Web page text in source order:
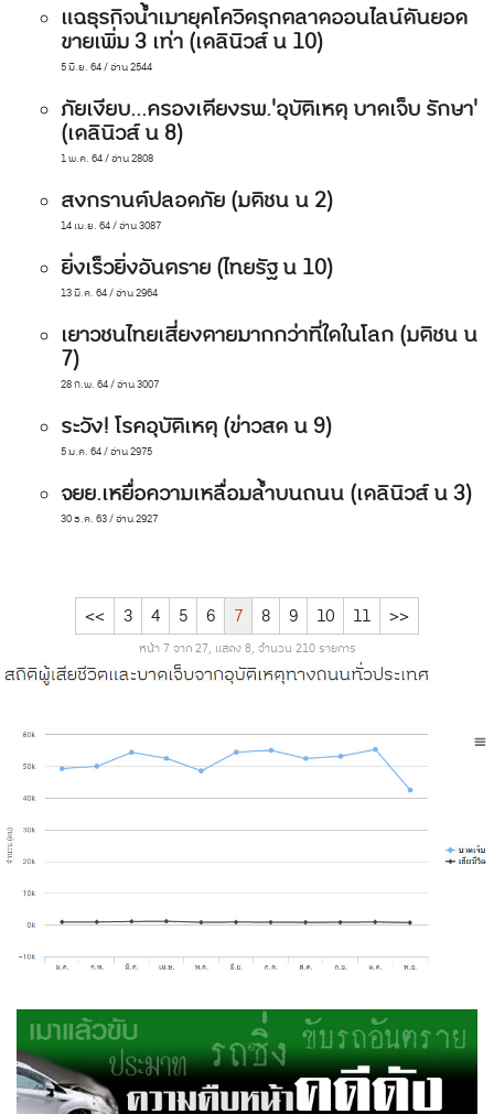
แฉธุรกิจน้ำเมายุคโควิดรุกตลาดออนไลน์ดันยอด
ขายเพิ่ม 3 เท่า (เดลินิวส์ น 10)
5 มิ.ย. 64 / อ่าน 2544
ภัยเงียบ...ครองเตียงรพ.'อุบัติเหตุ บาดเจ็บ รักษา'
(เดลินิวส์ น 8)
1 พ.ค. 64 / อ่าน 2808
สงกรานต์ปลอดภัย (มติชน น 2)
14 เม.ย. 64 / อ่าน 3087
ยิ่งเร็วยิ่งอันตราย (ไทยรัฐ น 10)
13 มี.ค. 64 / อ่าน 2964
เยาวชนไทยเสี่ยงตายมากกว่าที่ใดในโลก (มติชน น
7)
28 ก.พ. 64 / อ่าน 3007
ระวัง! โรคอุบัติเหตุ (ข่าวสด น 9)
5 ม.ค. 64 / อ่าน 2975
จยย.เหยื่อความเหลื่อมล้ำบนถนน (เดลินิวส์ น 3)
30 ธ.ค. 63 / อ่าน 2927
<< 3 4 5 6 7 8 9 10 11 >>
หน้า 7 จาก 27, แสดง 8, จำนวน 210 รายการ